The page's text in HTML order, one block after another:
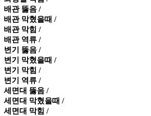
배관 뚫음 /
배관 막혔을때 /
배관 막힘 /
배관 역류 /
변기 뚫음 /
변기 막혔을때 /
변기 막힘 /
변기 역류 /
세면대 뚫음 /
세면대 막혔을때 /
세면대 막힘 /